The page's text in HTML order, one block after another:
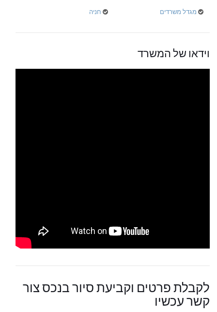
חניה מגדל משרדים
וידאו של המשרד
לקבלת פרטים וקביעת סיור בנכס צור
קשר עכשיו